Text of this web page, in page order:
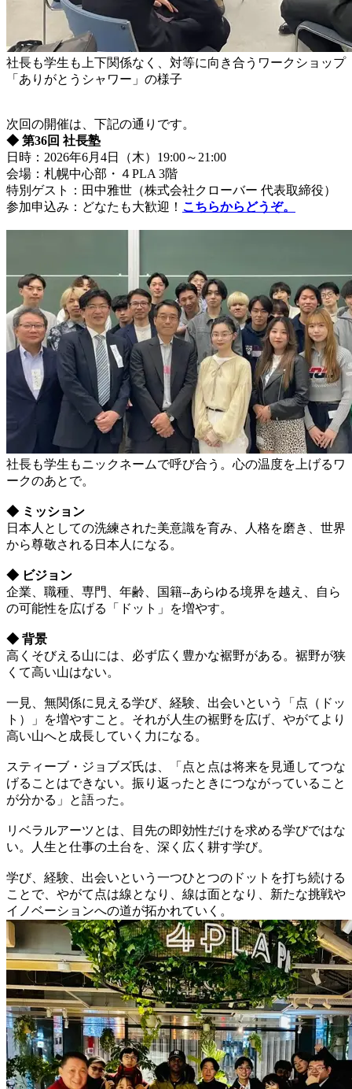
社長も学生も上下関係なく、対等に向き合うワークショップ
「ありがとうシャワー」の様子
次回の開催は、下記の通りです。
◆ 第36回 社長塾
日時：2026年6月4日（木）19:00～21:00
会場：札幌中心部・４PLA 3階
特別ゲスト：田中雅世（株式会社クローバー 代表取締役）
参加申込み：どなたも大歓迎！ こちらからどうぞ。
社長も学生もニックネームで呼び合う。心の温度を上げるワ
ークのあとで。
◆ ミッション
日本人としての洗練された美意識を育み、人格を磨き、世界
から尊敬される日本人になる。
◆ ビジョン
企業、職種、専門、年齢、国籍--あらゆる境界を越え、自ら
の可能性を広げる「ドット」を増やす。
◆ 背景
高くそびえる山には、必ず広く豊かな裾野がある。裾野が狭
くて高い山はない。
一見、無関係に見える学び、経験、出会いという「点（ドッ
ト）」を増やすこと。それが人生の裾野を広げ、やがてより
高い山へと成長していく力になる。
スティーブ・ジョブズ氏は、「点と点は将来を見通してつな
げることはできない。振り返ったときにつながっていること
が分かる」と語った。
リベラルアーツとは、目先の即効性だけを求める学びではな
い。人生と仕事の土台を、深く広く耕す学び。
学び、経験、出会いという一つひとつのドットを打ち続ける
ことで、やがて点は線となり、線は面となり、新たな挑戦や
イノベーションへの道が拓かれていく。